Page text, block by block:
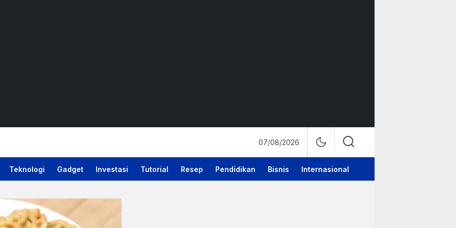
07/08/2026
Teknologi Gadget Investasi Tutorial Resep Pendidikan Bisnis Internasional